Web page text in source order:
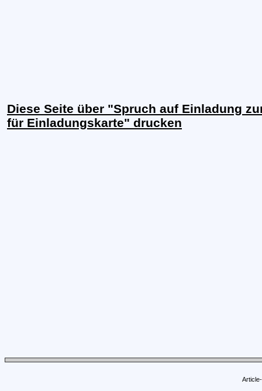
Diese Seite über "Spruch auf Einladung
für Einladungskarte" drucken